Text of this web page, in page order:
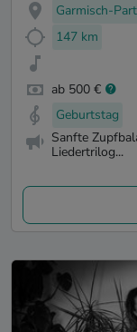
Garmisch-
147 km
ab 500 €
Geburtstag
Sanfte
Liedertrilog...